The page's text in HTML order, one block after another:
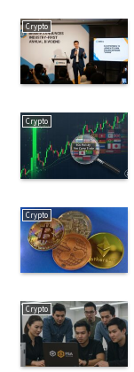
Crypto
Crypto
Crypto
Crypto